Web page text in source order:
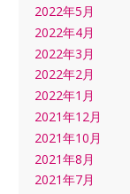
2022年5月
2022年4月
2022年3月
2022年2月
2022年1月
2021年12月
2021年10月
2021年8月
2021年7月